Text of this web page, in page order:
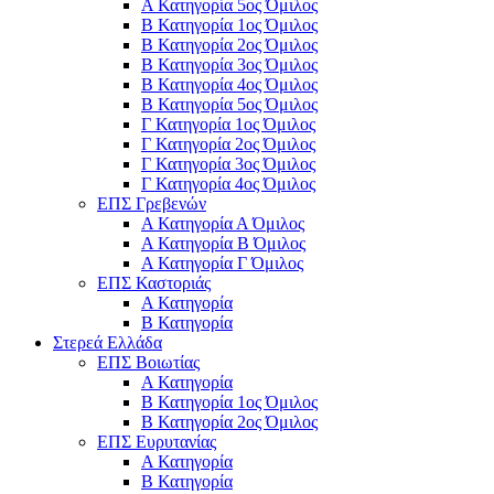
Α Κατηγορία 5ος Όμιλος
Β Κατηγορία 1ος Όμιλος
Β Κατηγορία 2ος Όμιλος
Β Κατηγορία 3ος Όμιλος
Β Κατηγορία 4ος Όμιλος
Β Κατηγορία 5ος Όμιλος
Γ Κατηγορία 1ος Όμιλος
Γ Κατηγορία 2ος Όμιλος
Γ Κατηγορία 3ος Όμιλος
Γ Κατηγορία 4ος Όμιλος
ΕΠΣ Γρεβενών
Α Κατηγορία Α Όμιλος
Α Κατηγορία B Όμιλος
Α Κατηγορία Γ Όμιλος
ΕΠΣ Καστοριάς
Α Κατηγορία
Β Κατηγορία
Στερεά Ελλάδα
ΕΠΣ Βοιωτίας
Α Κατηγορία
Β Κατηγορία 1ος Όμιλος
Β Κατηγορία 2ος Όμιλος
ΕΠΣ Ευρυτανίας
Α Κατηγορία
Β Κατηγορία